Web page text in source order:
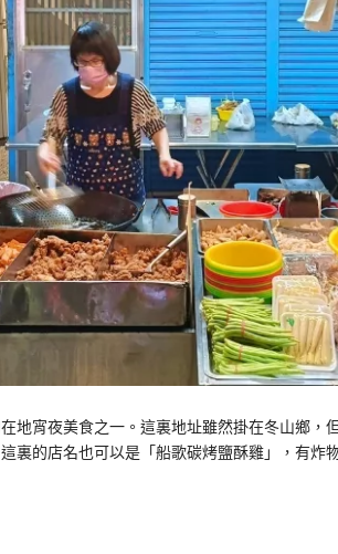
在地宵夜美食之一。這裏地址雖然掛在冬山鄉
裏的店名也可以是「船歌碳烤鹽酥雞」，有炸